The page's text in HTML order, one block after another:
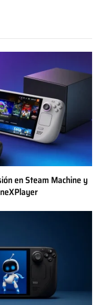
en Steam Machine y